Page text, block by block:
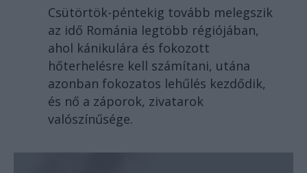
Csütörtök-péntekig tovább melegszik
az idő Románia legtöbb régiójában,
ahol kánikulára és fokozott
hőterhelésre kell számítani, utána
azonban fokozatos lehűlés kezdődik,
és nő a záporok, zivatarok
valószínűsége.